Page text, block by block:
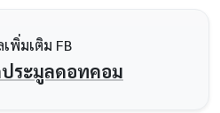
พิ่มเติม FB
ระมูลดอทคอม